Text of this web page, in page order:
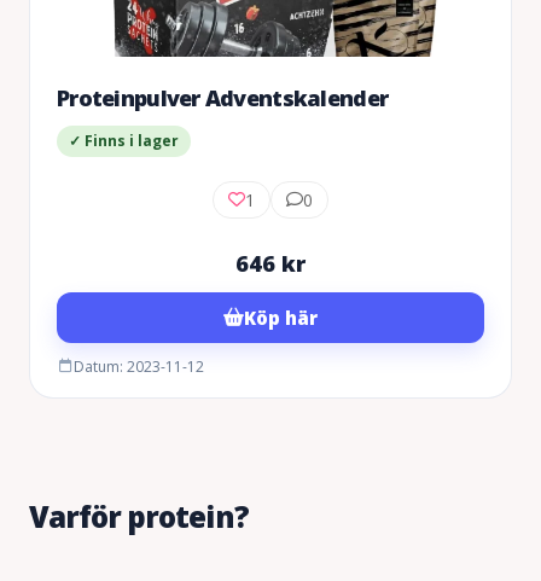
Proteinpulver Adventskalender
✓ Finns i lager
1 0
646 kr
Köp här
Datum: 2023-11-12
Varför protein?